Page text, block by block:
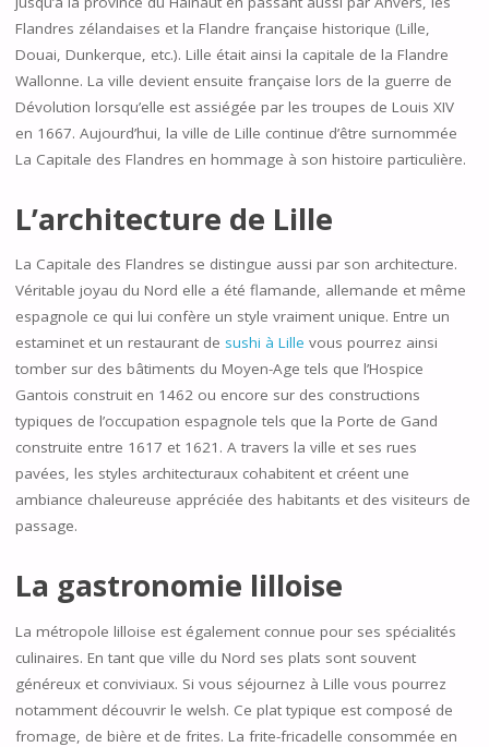
Flandres zélandaises et la Flandre française historique (Lille,
Douai, Dunkerque, etc.). Lille était ainsi la capitale de la Flandre
Wallonne. La ville devient ensuite française lors de la guerre de
Dévolution lorsqu’elle est assiégée par les troupes de Louis XIV
en 1667. Aujourd’hui, la ville de Lille continue d’être surnommée
La Capitale des Flandres en hommage à son histoire particulière.
L’architecture de Lille
La Capitale des Flandres se distingue aussi par son architecture.
Véritable joyau du Nord elle a été flamande, allemande et même
espagnole ce qui lui confère un style vraiment unique. Entre un
estaminet et un restaurant de sushi à Lille vous pourrez ainsi
tomber sur des bâtiments du Moyen-Age tels que l’Hospice
Gantois construit en 1462 ou encore sur des constructions
typiques de l’occupation espagnole tels que la Porte de Gand
construite entre 1617 et 1621. A travers la ville et ses rues
pavées, les styles architecturaux cohabitent et créent une
ambiance chaleureuse appréciée des habitants et des visiteurs de
passage.
La gastronomie lilloise
La métropole lilloise est également connue pour ses spécialités
culinaires. En tant que ville du Nord ses plats sont souvent
généreux et conviviaux. Si vous séjournez à Lille vous pourrez
notamment découvrir le welsh. Ce plat typique est composé de
fromage, de bière et de frites. La frite-fricadelle consommée en